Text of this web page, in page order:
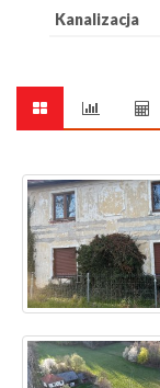
Kanalizacja